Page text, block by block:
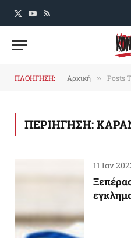
X
YouTube
RSS
ΠΛΟΗΓΗΣΗ: Αρχική » Posts
ΠΕΡΙΗΓΗΣΗ:
11 Ιαν